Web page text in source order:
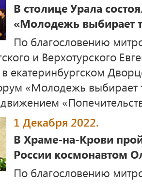
В столице Урала
«Молодежь выбирает
По благословению
и Верхотурского
екатеринбургском
«Молодежь выбирает
1 Декабря 2022.
В Храме-на-Крови
России космонавтом
По благословению